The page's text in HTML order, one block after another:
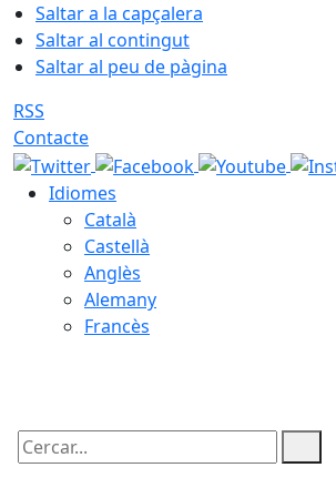
Saltar a la capçalera
Saltar al contingut
Saltar al peu de pàgina
RSS
Contacte
Idiomes
Català
Castellà
Anglès
Alemany
Francès
Cercar: